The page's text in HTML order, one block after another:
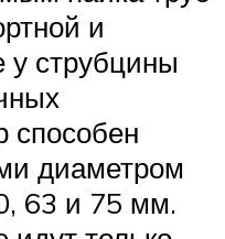
и
у струбцины
способен
диаметром
63 и 75 мм.